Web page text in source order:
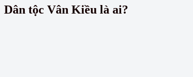
Dân tộc Vân Kiều là ai?